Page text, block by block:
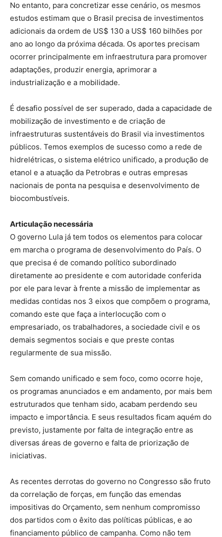
No entanto, para concretizar esse cenário, os mesmos
estudos estimam que o Brasil precisa de investimentos
adicionais da ordem de US$ 130 a US$ 160 bilhões por
ano ao longo da próxima década. Os aportes precisam
ocorrer principalmente em infraestrutura para promover
adaptações, produzir energia, aprimorar a
industrialização e a mobilidade.
É desafio possível de ser superado, dada a capacidade de
mobilização de investimento e de criação de
infraestruturas sustentáveis do Brasil via investimentos
públicos. Temos exemplos de sucesso como a rede de
hidrelétricas, o sistema elétrico unificado, a produção de
etanol e a atuação da Petrobras e outras empresas
nacionais de ponta na pesquisa e desenvolvimento de
biocombustíveis.
Articulação necessária
O governo Lula já tem todos os elementos para colocar
em marcha o programa de desenvolvimento do País. O
que precisa é de comando político subordinado
diretamente ao presidente e com autoridade conferida
por ele para levar à frente a missão de implementar as
medidas contidas nos 3 eixos que compõem o programa,
comando este que faça a interlocução com o
empresariado, os trabalhadores, a sociedade civil e os
demais segmentos sociais e que preste contas
regularmente de sua missão.
Sem comando unificado e sem foco, como ocorre hoje,
os programas anunciados e em andamento, por mais bem
estruturados que tenham sido, acabam perdendo seu
impacto e importância. E seus resultados ficam aquém do
previsto, justamente por falta de integração entre as
diversas áreas de governo e falta de priorização de
iniciativas.
As recentes derrotas do governo no Congresso são fruto
da correlação de forças, em função das emendas
impositivas do Orçamento, sem nenhum compromisso
dos partidos com o êxito das políticas públicas, e ao
financiamento público de campanha. Como não tem